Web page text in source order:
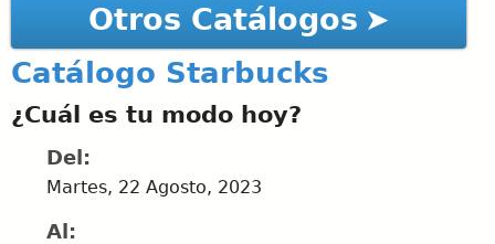
Otros Catálogos
Catálogo Starbucks
¿Cuál es tu modo hoy?
Del:
Martes, 22 Agosto, 2023
Al: